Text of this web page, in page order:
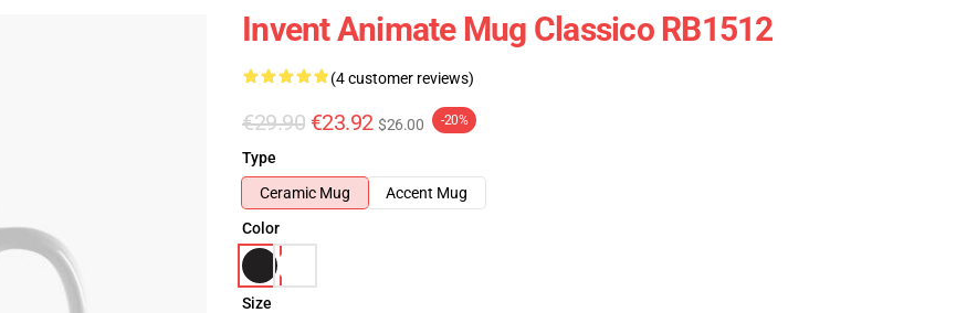
Invent Animate Mug Classico RB1512
(4 customer reviews)
€29.90 €23.92 $26.00 -20%
Type
Ceramic Mug
Accent Mug
Color
Size